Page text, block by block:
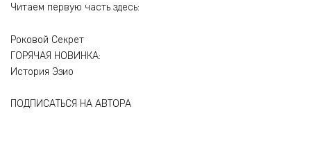
Читаем первую часть здесь:
Роковой Секрет
ГОРЯЧАЯ НОВИНКА:
История Эзио
ПОДПИСАТЬСЯ НА АВТОРА